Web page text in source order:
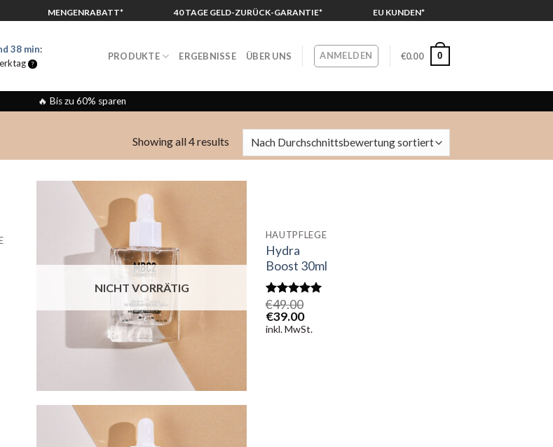
MENGENRABATT* 40 TAGE GELD-ZURÜCK-GARANTIE* EU KUNDEN*
38 min:
?
PRODUKTE ERGEBNISSE ÜBER UNS ANMELDEN €0.00 0
🔥 Bis zu 60% sparen
Showing all 4 results
NICHT VORRÄTIG
HAUTPFLEGE
Hydra
Boost 30ml
4.92out of
5
€49.00
Ursprünglicher
Preis
€39.00Aktueller
Preis
inkl. MwSt.